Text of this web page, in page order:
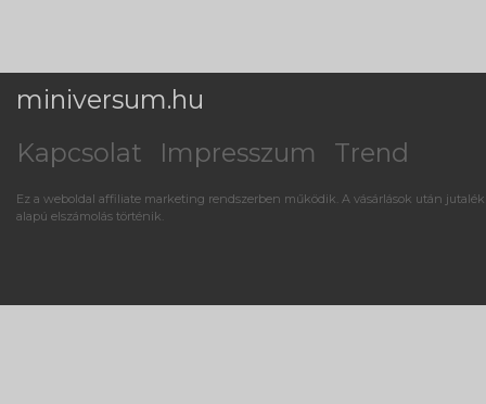
miniversum.hu
Kapcsolat
Impresszum Trend
Ez a weboldal affiliate marketing rendszerben működik. A vásárlások után jutalék
alapú elszámolás történik.